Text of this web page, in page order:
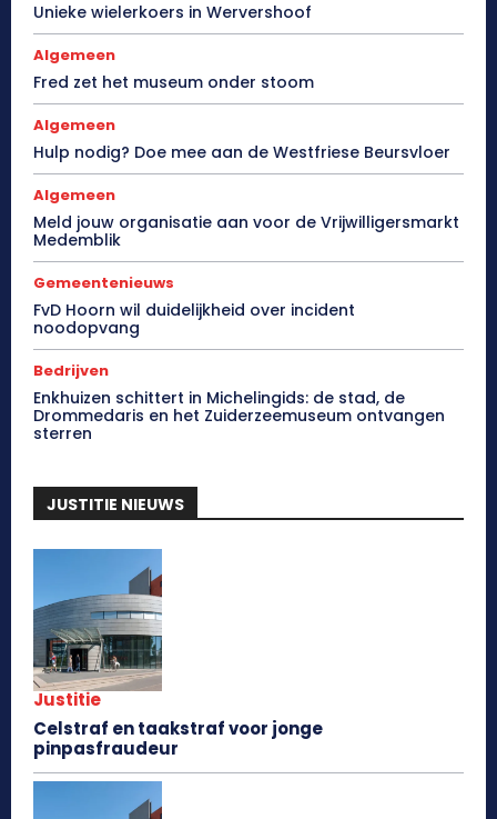
Unieke wielerkoers in Wervershoof
Algemeen
Fred zet het museum onder stoom
Algemeen
Hulp nodig? Doe mee aan de Westfriese Beursvloer
Algemeen
Meld jouw organisatie aan voor de Vrijwilligersmarkt
Medemblik
Gemeentenieuws
FvD Hoorn wil duidelijkheid over incident
noodopvang
Bedrijven
Enkhuizen schittert in Michelingids: de stad, de
Drommedaris en het Zuiderzeemuseum ontvangen
sterren
JUSTITIE NIEUWS
Justitie
Celstraf en taakstraf voor jonge
pinpasfraudeur